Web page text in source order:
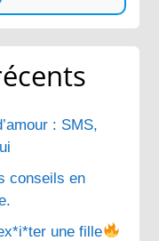
: SMS,
conseils en
une fille